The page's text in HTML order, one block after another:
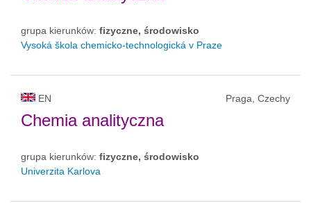
grupa kierunków: fizyczne, środowisko
Vysoká škola chemicko-technologická v Praze
EN Praga, Czechy
Chemia analityczna
grupa kierunków: fizyczne, środowisko
Univerzita Karlova